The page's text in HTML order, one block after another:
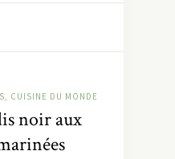
CUISINE DU MONDE
noir aux